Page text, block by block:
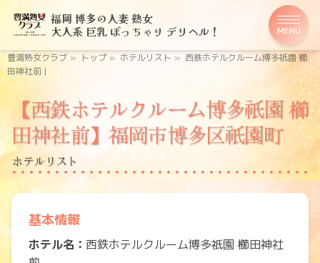
福岡 博多の人妻 熟女
大人系 巨乳 ぽっちゃり デリヘル！
MENU
豊満熟女クラブ » トップ » ホテルリスト » 西鉄ホテルクルーム博多祇園 櫛
田神社前 |
【西鉄ホテルクルーム博多祇園 櫛
田神社前】福岡市博多区祇園町
ホテルリスト
基本情報
ホテル名： 西鉄ホテルクルーム博多祇園 櫛田神社